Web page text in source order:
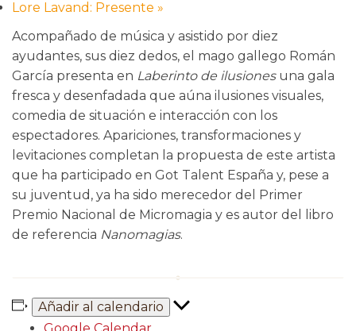
Lore Lavand: Presente »
Acompañado de música y asistido por diez
ayudantes, sus diez dedos, el mago gallego Román
García presenta en Laberinto de ilusionesuna gala
fresca y desenfadada que aúna ilusiones visuales,
comedia de situación e interacción con los
espectadores. Apariciones, transformaciones y
levitaciones completan la propuesta de este artista
que ha participado en Got Talent España y, pese a
su juventud, ya ha sido merecedor del Primer
Premio Nacional de Micromagia y es autor del libro
de referencia Nanomagias.
Añadir al calendario